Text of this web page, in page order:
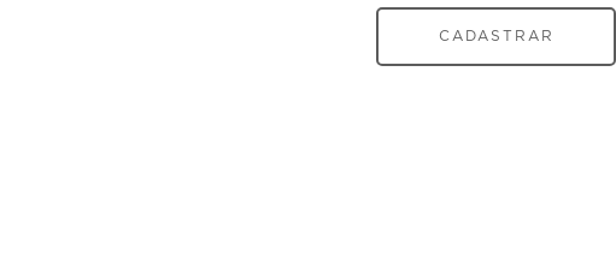
CADASTRAR